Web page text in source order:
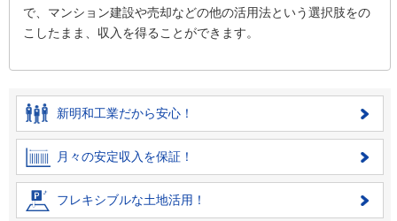
で、マンション建設や売却などの他の活用法という選択肢をの
こしたまま、収入を得ることができます。
新明和工業だから安心！
月々の安定収入を保証！
フレキシブルな土地活用！